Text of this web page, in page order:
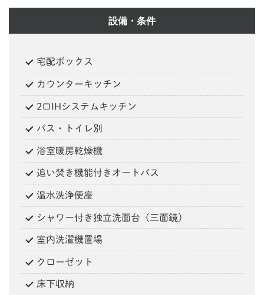
設備・条件
宅配ボックス
カウンターキッチン
2口IHシステムキッチン
バス・トイレ別
浴室暖房乾燥機
追い焚き機能付きオートバス
温水洗浄便座
シャワー付き独立洗面台（三面鏡）
室内洗濯機置場
クローゼット
床下収納